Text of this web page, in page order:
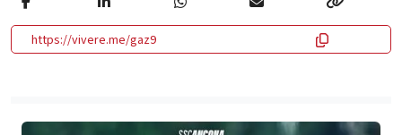
https://vivere.me/gaz9